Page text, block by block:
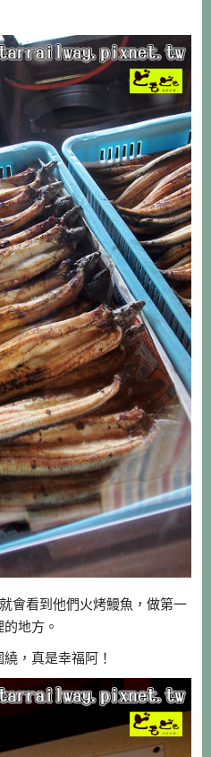
會看到他們火烤鰻魚，做第一
地方。
，真是幸福阿！